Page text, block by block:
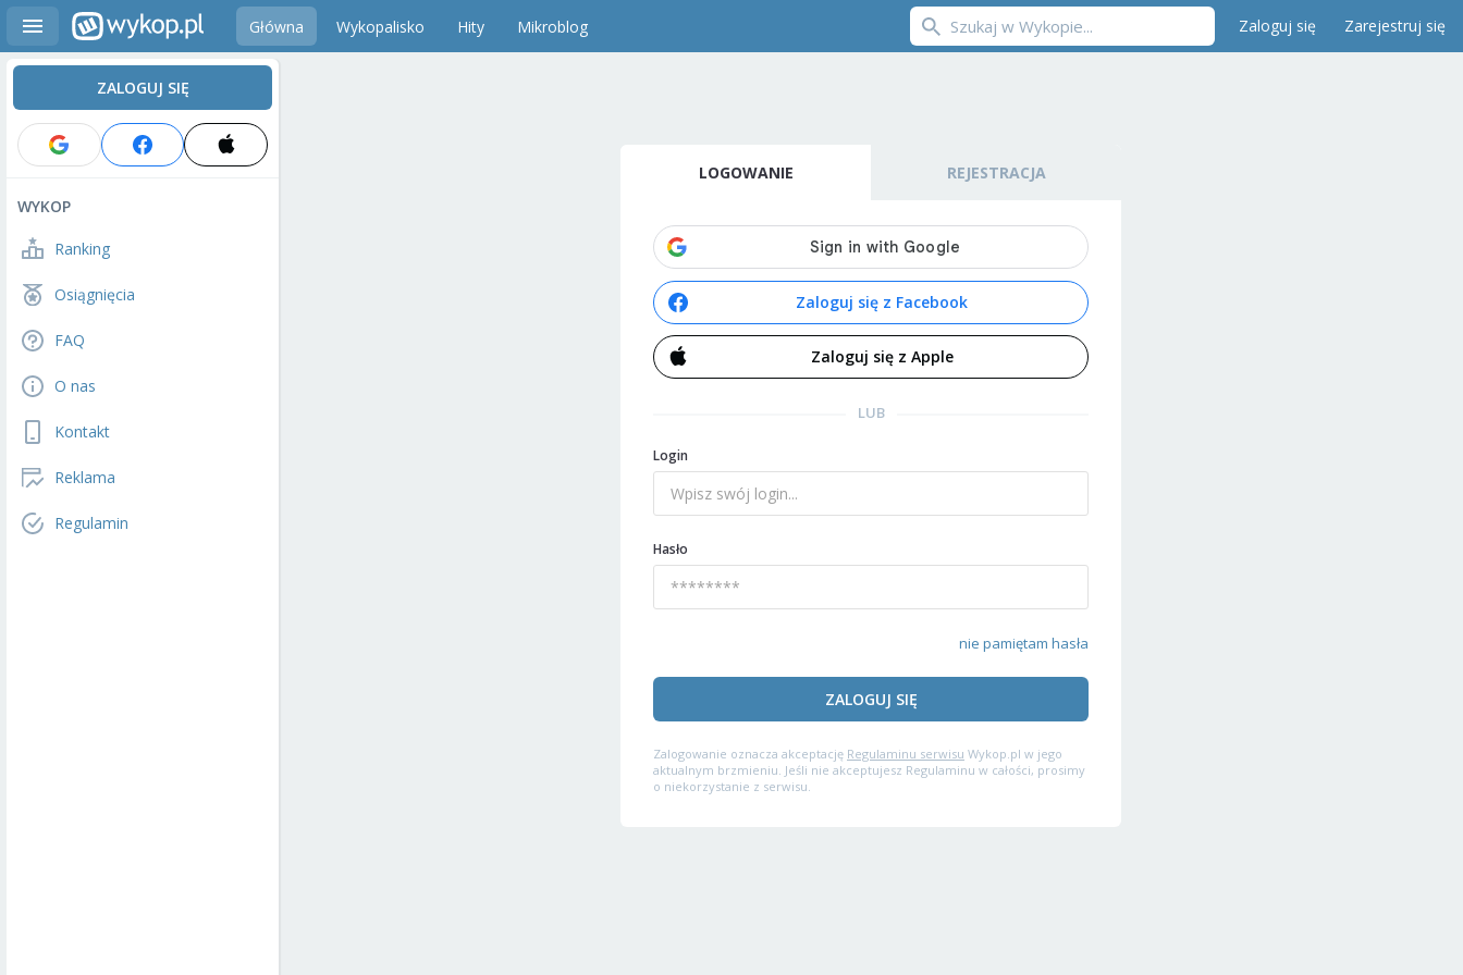
Główna Wykopalisko Hity Mikroblog Zaloguj się Zarejestruj się
ZALOGUJ SIĘ
WYKOP
Ranking
Osiągnięcia
FAQ
O nas
Kontakt
Reklama
Regulamin
LOGOWANIE REJESTRACJA
Zaloguj się z Facebook
Zaloguj się z Apple
LUB
Login
Hasło
nie pamiętam hasła
ZALOGUJ SIĘ
Zalogowanie oznacza akceptację Regulaminu serwisu Wykop.pl w jego
aktualnym brzmieniu. Jeśli nie akceptujesz Regulaminu w całości, prosimy
o niekorzystanie z serwisu.